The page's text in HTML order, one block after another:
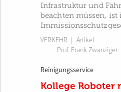
Infrastruktur und
beachten müssen, ist
VERKEHR | Artikel
Prof. Frank Zwanziger
Reinigungsservice
Kollege Roboter